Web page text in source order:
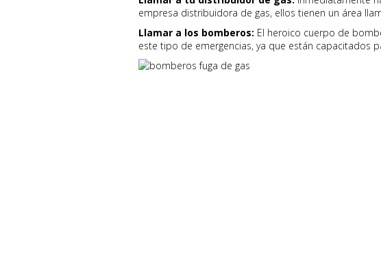
empresa distribuidora de gas, ellos tienen un área
Llamar a los bomberos: El heroico cuerpo de
este tipo de emergencias, ya que están capacitados